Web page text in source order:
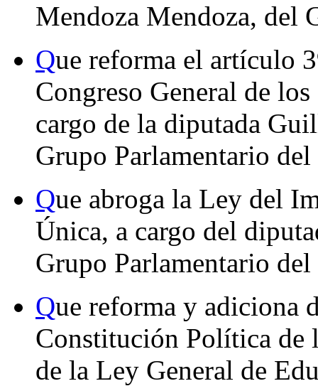
Mendoza Mendoza, del
Que reforma el artículo
Congreso General de
cargo de la diputada
Grupo Parlamentario
Que abroga la Ley del
Única, a cargo del
Grupo Parlamentario
Que reforma y adiciona
Constitución Política de
de la Ley General de